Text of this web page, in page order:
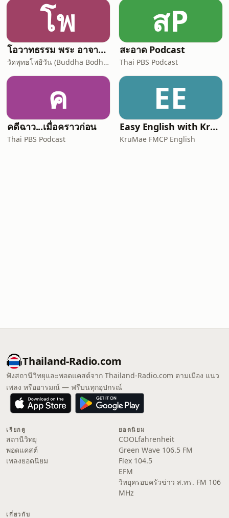
โพ
โอวาทธรรม พระ อาจารย์ กัลยาโณ
วัดพุทธโพธิวัน (Buddha Bodhivana Monastery - Ajahn Kalyano)
สP
สะอาด Podcast
Thai PBS Podcast
ค
คดีฉาว...เมื่อคราวก่อน
Thai PBS Podcast
EE
Easy English with KruMae FMCP English
KruMae FMCP English
Thailand-Radio.com
ฟังสถานีวิทยุและพอดแคสต์จาก Thailand-Radio.com ตามเมือง แนว
เพลง หรืออารมณ์ — ฟรีบนทุกอุปกรณ์
เรียกดู
สถานีวิทยุ
พอดแคสต์
เพลงยอดนิยม
ยอดนิยม
COOLfahrenheit
Green Wave 106.5 FM
Flex 104.5
EFM
วิทยุครอบครัวข่าว ส.ทร. FM 106
MHz
เกี่ยวกับ